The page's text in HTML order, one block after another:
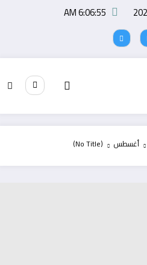
6:06:56 AM
أغسطس (No Title)